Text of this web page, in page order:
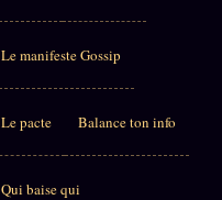
Le manifeste Gossip
Le pacte Balance ton info
Qui baise qui